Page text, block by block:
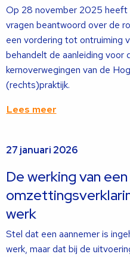
Op 28 november 2025 heeft
vragen beantwoord over de
een vordering tot ontruiming
behandelt de aanleiding voor
kernoverwegingen van de
(rechts)praktijk.
Lees meer
meer
27 januari 2026
De werking van een
werk
Stel dat een aannemer is
werk, maar dat bij de